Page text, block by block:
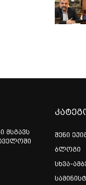
მსგავს
შენი
ბლოგი
სხვა-